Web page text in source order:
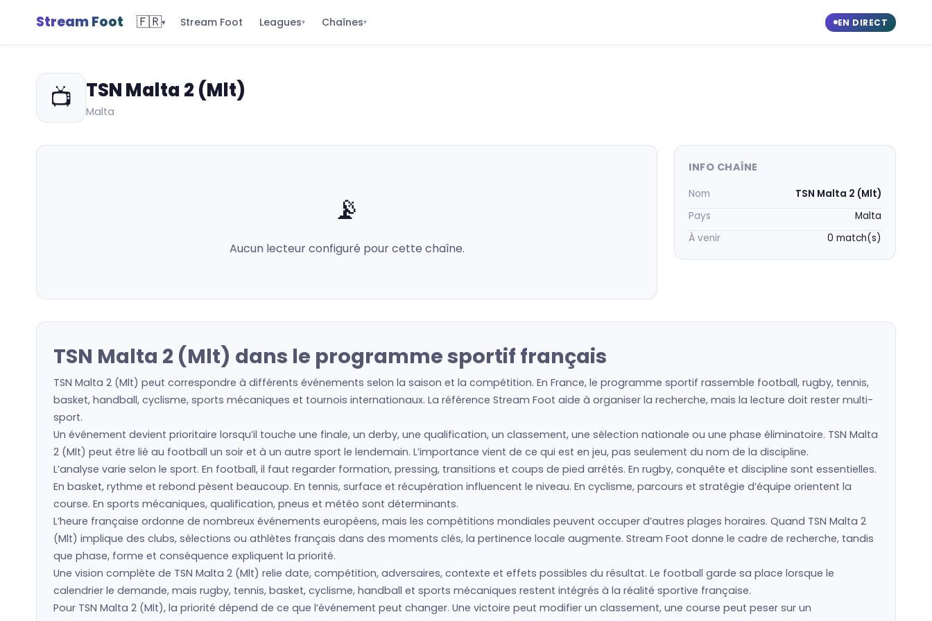
Stream Foot 🇫🇷▾ Stream Foot Leagues▾ Chaînes▾ EN DIRECT
📺 TSN Malta 2 (Mlt)
Malta
📡
Aucun lecteur configuré pour cette chaîne.
INFO CHAÎNE
Nom
TSN Malta 2 (Mlt)
Pays
Malta
À venir
0 match(s)
TSN Malta 2 (Mlt) dans le programme sportif français
TSN Malta 2 (Mlt) peut correspondre à différents événements selon la saison et la compétition. En France, le programme sportif rassemble football, rugby, tennis,
basket, handball, cyclisme, sports mécaniques et tournois internationaux. La référence Stream Foot aide à organiser la recherche, mais la lecture doit rester multi-
sport.
Un événement devient prioritaire lorsqu’il touche une finale, un derby, une qualification, un classement, une sélection nationale ou une phase éliminatoire. TSN Malta
2 (Mlt) peut être lié au football un soir et à un autre sport le lendemain. L’importance vient de ce qui est en jeu, pas seulement du nom de la discipline.
L’analyse varie selon le sport. En football, il faut regarder formation, pressing, transitions et coups de pied arrêtés. En rugby, conquête et discipline sont essentielles.
En basket, rythme et rebond pèsent beaucoup. En tennis, surface et récupération influencent le niveau. En cyclisme, parcours et stratégie d’équipe orientent la
course. En sports mécaniques, qualification, pneus et météo sont déterminants.
L’heure française ordonne de nombreux événements européens, mais les compétitions mondiales peuvent occuper d’autres plages horaires. Quand TSN Malta 2
(Mlt) implique des clubs, sélections ou athlètes français dans des moments clés, la pertinence locale augmente. Stream Foot donne le cadre de recherche, tandis
que phase, forme et conséquence expliquent la priorité.
Une vision complète de TSN Malta 2 (Mlt) relie date, compétition, adversaires, contexte et effets possibles du résultat. Le football garde sa place lorsque le
calendrier le demande, mais rugby, tennis, basket, cyclisme, handball et sports mécaniques restent intégrés à la réalité sportive française.
Pour TSN Malta 2 (Mlt), la priorité dépend de ce que l’événement peut changer. Une victoire peut modifier un classement, une course peut peser sur un